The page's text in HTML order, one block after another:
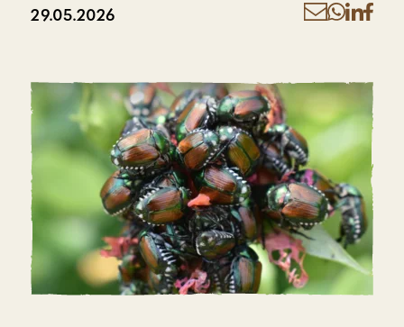
29.05.2026